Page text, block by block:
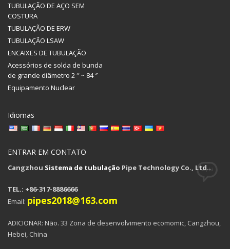
TUBULAÇÃO DE AÇO SEM
COSTURA
TUBULAÇÃO DE ERW
TUBULAÇÃO LSAW
ENCAIXES DE TUBULAÇÃO
Acessórios de solda de bunda
de grande diâmetro 2 ″ ~ 84 ″
Equipamento Nuclear
Idiomas
ENTRAR EM CONTATO
Cangzhou Sistema de tubulação Pipe Technology Co., Ltd..
TEL.: +86-317-8886666
Email: pipes2018@163.com
ADICIONAR: Não. 33 Zona de desenvolvimento ecomomic, Cangzhou,
Hebei, China